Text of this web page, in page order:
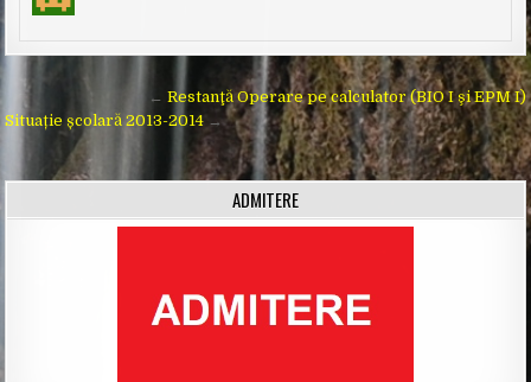
Post
navigation
← Restanţă Operare pe calculator (BIO I şi EPM I)
Situație școlară 2013-2014 →
ADMITERE